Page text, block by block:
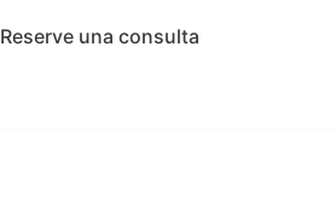
Reserve una consulta